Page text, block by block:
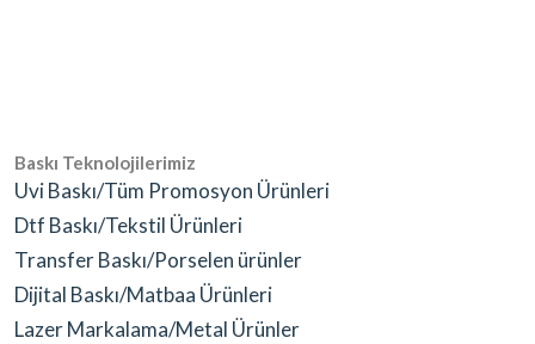
Baskı Teknolojilerimiz
Uvi Baskı/Tüm Promosyon Ürünleri
Dtf Baskı/Tekstil Ürünleri
Transfer Baskı/Porselen ürünler
Dijital Baskı/Matbaa Ürünleri
Lazer Markalama/Metal Ürünler